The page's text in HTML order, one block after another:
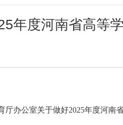
年度河南省高等
公室关于做好2025年度河南省